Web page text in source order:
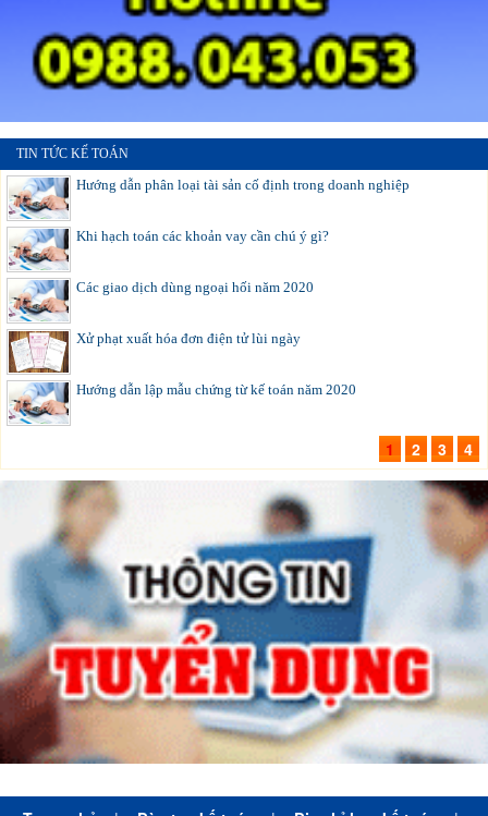
TIN TỨC KẾ TOÁN
Hướng dẫn phân loại tài sản cố định trong doanh nghiệp
Khi hạch toán các khoản vay cần chú ý gì?
Các giao dịch dùng ngoại hối năm 2020
Xử phạt xuất hóa đơn điện tử lùi ngày
Hướng dẫn lập mẫu chứng từ kế toán năm 2020
1 2 3 4